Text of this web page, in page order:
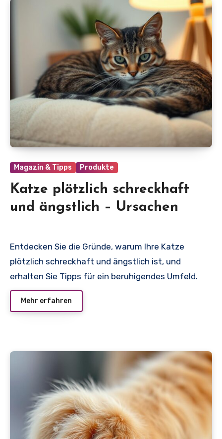
Magazin & Tipps Produkte
Katze plötzlich schreckhaft
und ängstlich – Ursachen
Entdecken Sie die Gründe, warum Ihre Katze
plötzlich schreckhaft und ängstlich ist, und
erhalten Sie Tipps für ein beruhigendes Umfeld.
Mehr erfahren